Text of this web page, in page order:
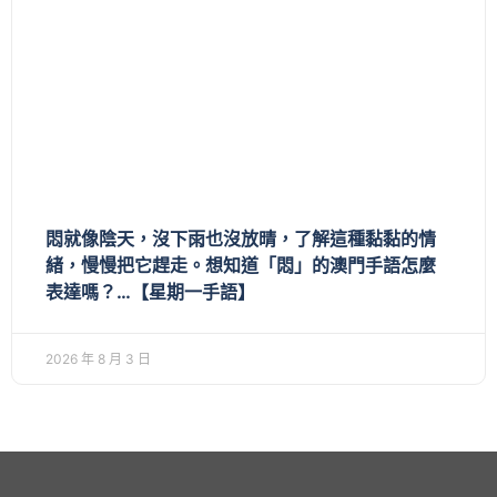
悶就像陰天，沒下雨也沒放晴，了解這種黏黏的情
緒，慢慢把它趕走。想知道「悶」的澳門手語怎麼
表達嗎？…【星期一手語】
2026 年 8 月 3 日